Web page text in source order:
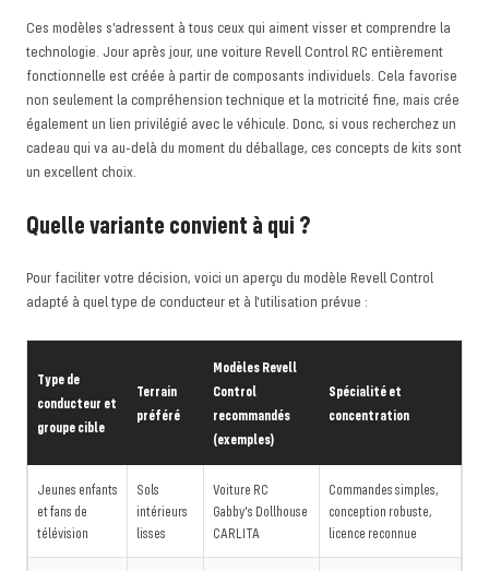
Ces modèles s'adressent à tous ceux qui aiment visser et comprendre la
technologie. Jour après jour, une voiture Revell Control RC entièrement
fonctionnelle est créée à partir de composants individuels. Cela favorise
non seulement la compréhension technique et la motricité fine, mais crée
également un lien privilégié avec le véhicule. Donc, si vous recherchez un
cadeau qui va au-delà du moment du déballage, ces concepts de kits sont
un excellent choix.
Quelle variante convient à qui ?
Pour faciliter votre décision, voici un aperçu du modèle Revell Control
adapté à quel type de conducteur et à l'utilisation prévue :
Type de
conducteur et
groupe cible
Terrain
préféré
Modèles Revell
Control
recommandés
(exemples)
Spécialité et
concentration
Jeunes enfants
et fans de
télévision
Sols
intérieurs
lisses
Voiture RC
Gabby's Dollhouse
CARLITA
Commandes simples,
conception robuste,
licence reconnue